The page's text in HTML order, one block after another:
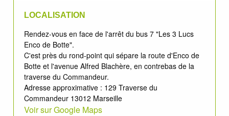
LOCALISATION
Rendez-vous en face de l'arrêt du bus 7 "Les 3 Lucs
Enco de Botte".
C'est près du rond-point qui sépare la route d'Enco de
Botte et l'avenue Alfred Blachère, en contrebas de la
traverse du Commandeur.
Adresse approximative : 129 Traverse du
Commandeur 13012 Marseille
Voir sur Google Maps